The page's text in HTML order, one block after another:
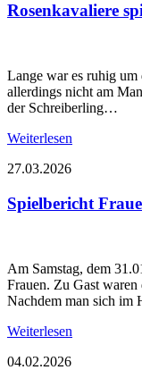
Rosenkavaliere
Lange war es ruhig
allerdings nicht am
der Schreiberling…
Weiterlesen
27.03.2026
Spielbericht
Am Samstag, dem
Frauen. Zu Gast
Nachdem man sich
Weiterlesen
04.02.2026